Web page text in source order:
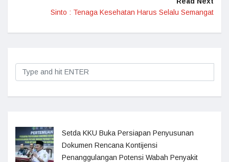
Sinto : Tenaga Kesehatan Harus Selalu Semangat
Setda KKU Buka Persiapan Penyusunan
Dokumen Rencana Kontijensi
Penanggulangan Potensi Wabah Penyakit